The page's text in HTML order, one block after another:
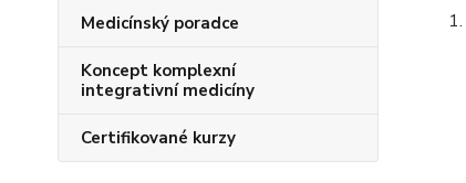
Medicínský poradce
Koncept komplexní
integrativní medicíny
Certifikované kurzy